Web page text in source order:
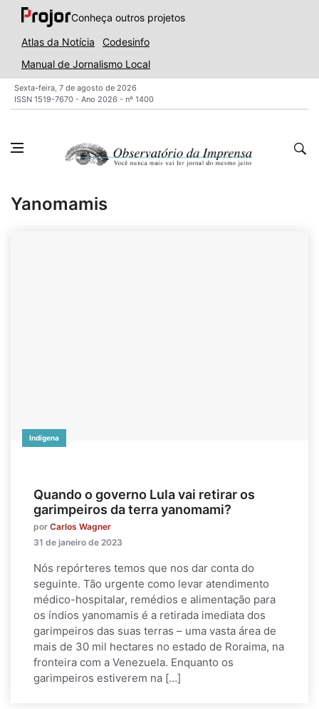
Conheça outros projetos
Atlas da Notícia
Codesinfo
Manual de Jornalismo Local
Sexta-feira, 7 de agosto de 2026
ISSN 1519-7670 - Ano 2026 - nº 1400
Yanomamis
Indígena
Quando o governo Lula vai retirar os
garimpeiros da terra yanomami?
por Carlos Wagner
31 de janeiro de 2023
Nós repórteres temos que nos dar conta do
seguinte. Tão urgente como levar atendimento
médico-hospitalar, remédios e alimentação para
os índios yanomamis é a retirada imediata dos
garimpeiros das suas terras – uma vasta área de
mais de 30 mil hectares no estado de Roraima, na
fronteira com a Venezuela. Enquanto os
garimpeiros estiverem na […]